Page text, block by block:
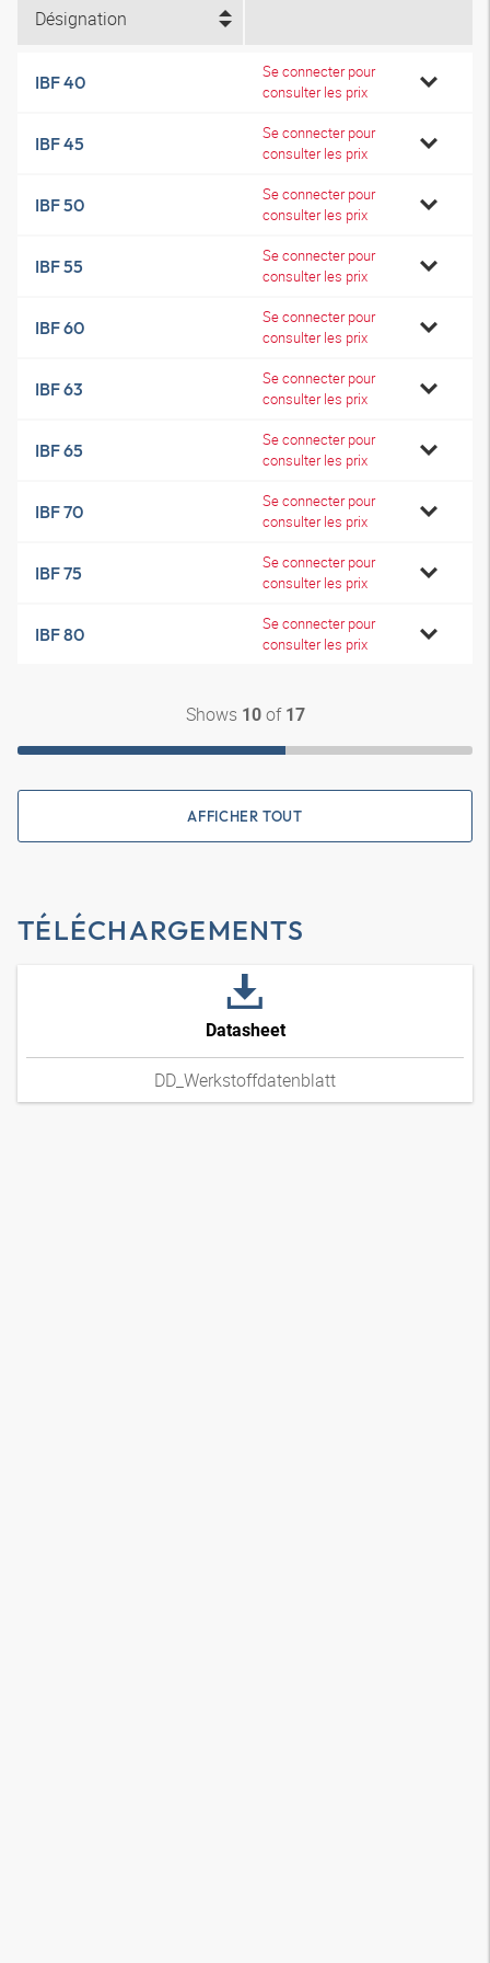
Désignation
IBF 40
Se connecter pour
consulter les prix
IBF 45
Se connecter pour
consulter les prix
IBF 50
Se connecter pour
consulter les prix
IBF 55
Se connecter pour
consulter les prix
IBF 60
Se connecter pour
consulter les prix
IBF 63
Se connecter pour
consulter les prix
IBF 65
Se connecter pour
consulter les prix
IBF 70
Se connecter pour
consulter les prix
IBF 75
Se connecter pour
consulter les prix
IBF 80
Se connecter pour
consulter les prix
Shows 10of 17
AFFICHER TOUT
TÉLÉCHARGEMENTS
Datasheet
DD_Werkstoffdatenblatt